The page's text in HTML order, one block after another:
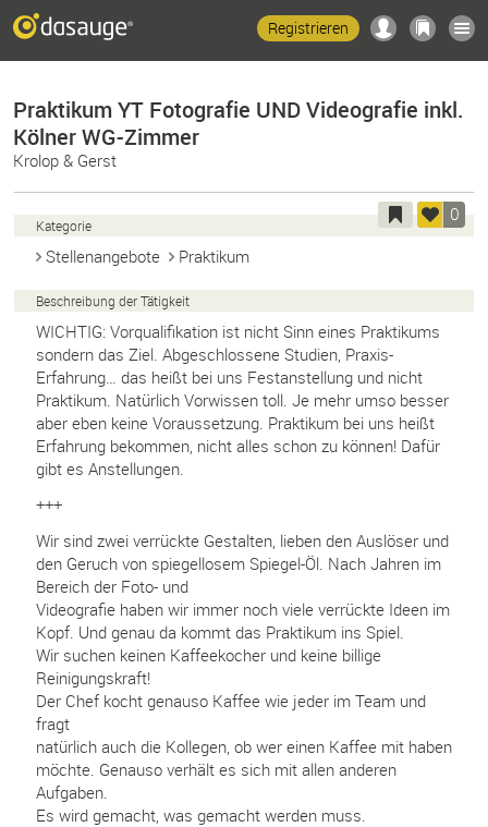
Registrieren
Praktikum YT Fotografie UND Videografie inkl.
Kölner WG-Zimmer
Krolop & Gerst
Kategorie
0
Stellenangebote
Praktikum
Beschreibung der Tätigkeit
WICHTIG: Vorqualifikation ist nicht Sinn eines Praktikums
sondern das Ziel. Abgeschlossene Studien, Praxis-
Erfahrung… das heißt bei uns Festanstellung und nicht
Praktikum. Natürlich Vorwissen toll. Je mehr umso besser
aber eben keine Voraussetzung. Praktikum bei uns heißt
Erfahrung bekommen, nicht alles schon zu können! Dafür
gibt es Anstellungen.
+++
Wir sind zwei verrückte Gestalten, lieben den Auslöser und
den Geruch von spiegellosem Spiegel-Öl. Nach Jahren im
Bereich der Foto- und
Videografie haben wir immer noch viele verrückte Ideen im
Kopf. Und genau da kommt das Praktikum ins Spiel.
Wir suchen keinen Kaffeekocher und keine billige
Reinigungskraft!
Der Chef kocht genauso Kaffee wie jeder im Team und
fragt
natürlich auch die Kollegen, ob wer einen Kaffee mit haben
möchte. Genauso verhält es sich mit allen anderen
Aufgaben.
Es wird gemacht, was gemacht werden muss.